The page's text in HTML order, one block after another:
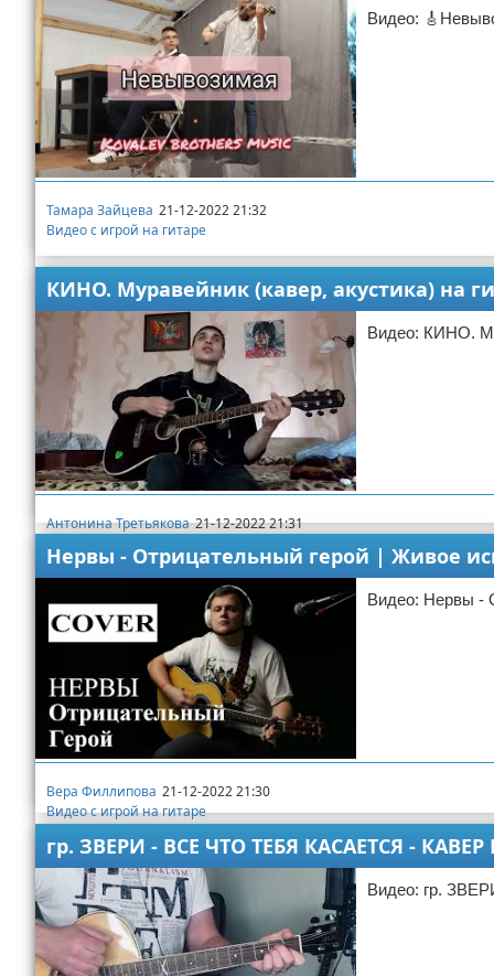
Видео:
Тамара Зайцева 21-12-2022 21:32
Видео с игрой на гитаре
КИНО. Муравейник (кавер, акустика) на
Видео: КИНО.
Антонина Третьякова 21-12-2022 21:31
Нервы - Отрицательный герой | Живое
Видео: Нервы -
Вера Филлипова 21-12-2022 21:30
Видео с игрой на гитаре
гр. ЗВЕРИ - ВСЕ ЧТО ТЕБЯ КАСАЕТСЯ - КАВЕР
Видео: гр.